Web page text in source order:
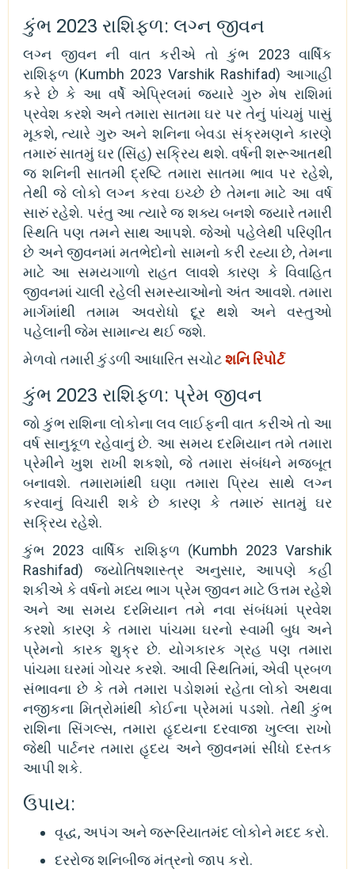
કુંભ 2023 રાશિફળ: લગ્ન જીવન
લગ્ન જીવન ની વાત કરીએ તો કુંભ 2023 વાર્ષિક
રાશિફળ (Kumbh 2023 Varshik Rashifad) આગાહી
કરે છે કે આ વર્ષે એપ્રિલમાં જ્યારે ગુરુ મેષ રાશિમાં
પ્રવેશ કરશે અને તમારા સાતમા ઘર પર તેનું પાંચમું પાસું
મૂકશે, ત્યારે ગુરુ અને શનિના બેવડા સંક્રમણને કારણે
તમારું સાતમું ઘર (સિંહ) સક્રિય થશે. વર્ષની શરૂઆતથી
જ શનિની સાતમી દ્રષ્ટિ તમારા સાતમા ભાવ પર રહેશે,
તેથી જે લોકો લગ્ન કરવા ઇચ્છે છે તેમના માટે આ વર્ષ
સારું રહેશે. પરંતુ આ ત્યારે જ શક્ય બનશે જ્યારે તમારી
સ્થિતિ પણ તમને સાથ આપશે. જેઓ પહેલેથી પરિણીત
છે અને જીવનમાં મતભેદોનો સામનો કરી રહ્યા છે, તેમના
માટે આ સમયગાળો રાહત લાવશે કારણ કે વિવાહિત
જીવનમાં ચાલી રહેલી સમસ્યાઓનો અંત આવશે. તમારા
માર્ગમાંથી તમામ અવરોધો દૂર થશે અને વસ્તુઓ
પહેલાની જેમ સામાન્ય થઈ જશે.
મેળવો તમારી કુંડળી આધારિત સચોટશનિ રિપોર્ટ
કુંભ 2023 રાશિફળ: પ્રેમ જીવન
જો કુંભ રાશિના લોકોના લવ લાઈફની વાત કરીએ તો આ
વર્ષ સાનુકૂળ રહેવાનું છે. આ સમય દરમિયાન તમે તમારા
પ્રેમીને ખુશ રાખી શકશો, જે તમારા સંબંધને મજબૂત
બનાવશે. તમારામાંથી ઘણા તમારા પ્રિય સાથે લગ્ન
કરવાનું વિચારી શકે છે કારણ કે તમારું સાતમું ઘર
સક્રિય રહેશે.
કુંભ 2023 વાર્ષિક રાશિફળ (Kumbh 2023 Varshik
Rashifad) જ્યોતિષશાસ્ત્ર અનુસાર, આપણે કહી
શકીએ કે વર્ષનો મધ્ય ભાગ પ્રેમ જીવન માટે ઉત્તમ રહેશે
અને આ સમય દરમિયાન તમે નવા સંબંધમાં પ્રવેશ
કરશો કારણ કે તમારા પાંચમા ઘરનો સ્વામી બુધ અને
પ્રેમનો કારક શુક્ર છે. યોગકારક ગ્રહ પણ તમારા
પાંચમા ઘરમાં ગોચર કરશે. આવી સ્થિતિમાં, એવી પ્રબળ
સંભાવના છે કે તમે તમારા પડોશમાં રહેતા લોકો અથવા
નજીકના મિત્રોમાંથી કોઈના પ્રેમમાં પડશો. તેથી કુંભ
રાશિના સિંગલ્સ, તમારા હૃદયના દરવાજા ખુલ્લા રાખો
જેથી પાર્ટનર તમારા હૃદય અને જીવનમાં સીધો દસ્તક
આપી શકે.
ઉપાય:
વૃદ્ધ, અપંગ અને જરૂરિયાતમંદ લોકોને મદદ કરો.
દરરોજ શનિબીજ મંત્રનો જાપ કરો.